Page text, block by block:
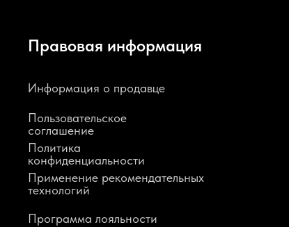
Пользовательское
соглашение
Политика
конфиденциальности
Программа лояльности
Применение рекомендательных
технологий
Информация о продавце
Правовая информация